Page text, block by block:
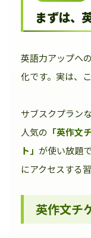
まずは、
英語力アップへ
化です。実は、
サブスクプラン
人気の 「英作文
ト」 が使い放題
にアクセスする
英作文チ